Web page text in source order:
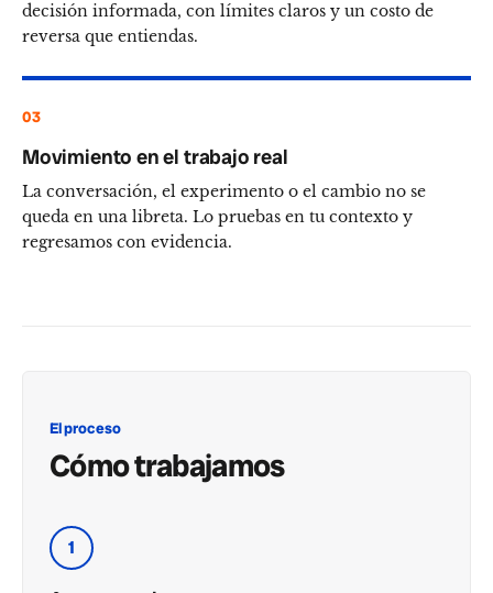
decisión informada, con límites claros y un costo de
reversa que entiendas.
03
Movimiento en el trabajo real
La conversación, el experimento o el cambio no se
queda en una libreta. Lo pruebas en tu contexto y
regresamos con evidencia.
El proceso
Cómo trabajamos
1